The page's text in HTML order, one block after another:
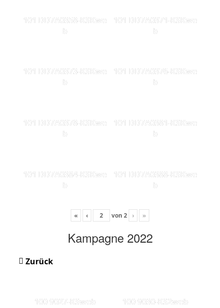
101 DD7A0358-KSKwe
b
101 DD7A0371-KSKwe
b
101 DD7A0373-KSKwe
b
101 DD7A0376-KSKwe
b
101 DD7A0378-KSKwe
b
101 DD7A0381-KSKwe
b
101 DD7A0384-KSKwe
b
101 DD7A0388-KSKwe
b
« ‹ von 2 › »
Kampagne 2022
Zurück
100 9027-KSweb 100 9030-KS2web